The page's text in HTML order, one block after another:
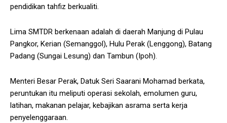
pendidikan tahfiz berkualiti.
Lima SMTDR berkenaan adalah di daerah Manjung di Pulau
Pangkor, Kerian (Semanggol), Hulu Perak (Lenggong), Batang
Padang (Sungai Lesung) dan Tambun (Ipoh).
Menteri Besar Perak, Datuk Seri Saarani Mohamad berkata,
peruntukan itu meliputi operasi sekolah, emolumen guru,
latihan, makanan pelajar, kebajikan asrama serta kerja
penyelenggaraan.